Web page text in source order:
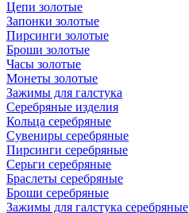
Цепи золотые
Запонки золотые
Пирсинги золотые
Броши золотые
Часы золотые
Монеты золотые
Зажимы для галстука
Серебряные изделия
Кольца серебряные
Сувениры серебряные
Пирсинги серебряные
Серьги серебряные
Браслеты серебряные
Броши серебряные
Зажимы для галстука серебряные